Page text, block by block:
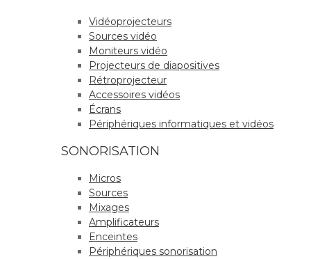
Vidéoprojecteurs
Sources vidéo
Moniteurs vidéo
Projecteurs de diapositives
Rétroprojecteur
Accessoires vidéos
Écrans
Périphériques informatiques et vidéos
SONORISATION
Micros
Sources
Mixages
Amplificateurs
Enceintes
Périphériques sonorisation